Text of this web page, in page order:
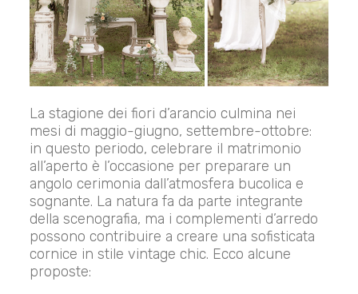
La stagione dei fiori d’arancio culmina nei
mesi di maggio-giugno, settembre-ottobre:
in questo periodo, celebrare il matrimonio
all’aperto è l’occasione per preparare un
angolo cerimonia dall’atmosfera bucolica e
sognante. La natura fa da parte integrante
della scenografia, ma i complementi d’arredo
possono contribuire a creare una sofisticata
cornice in stile vintage chic. Ecco alcune
proposte: